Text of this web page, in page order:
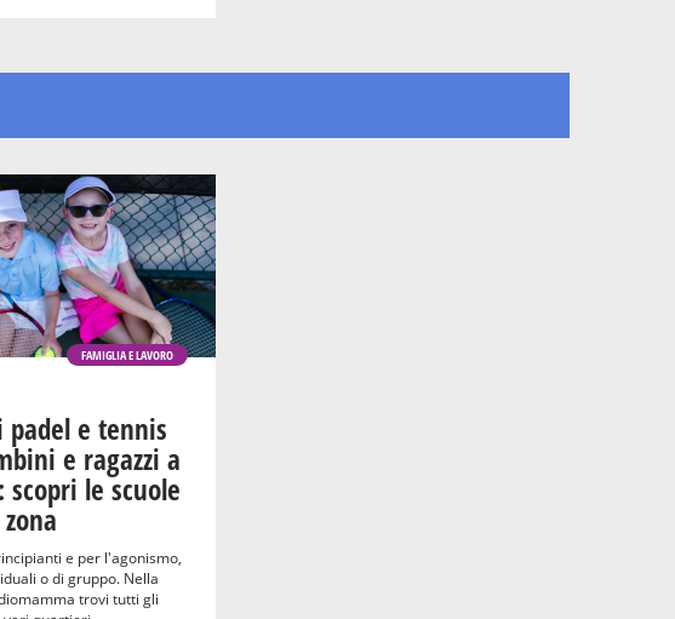
FAMIGLIA E LAVORO
padel e tennis
e ragazzi a
scopri le scuole
e per l'agonismo,
o di gruppo. Nella
trovi tutti gli